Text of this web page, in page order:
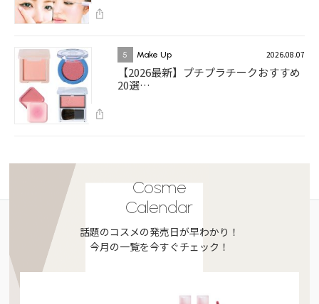
5 Make Up 2026.08.07
【2026最新】プチプラチークおすすめ
20選…
Cosme
Calendar
話題のコスメの発売日が早わかり！
今月の一覧を今すぐチェック！